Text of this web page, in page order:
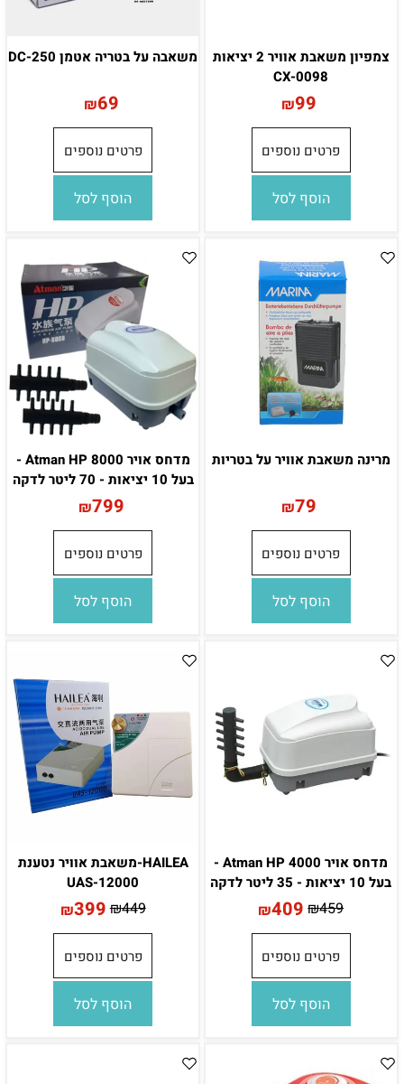
צמפיון משאבת אוויר 2 יציאות
CX-0098
₪99
פרטים נוספים
הוסף לסל
משאבה על בטריה אטמן DC-250
₪69
פרטים נוספים
הוסף לסל
מרינה משאבת אוויר על בטריות
₪79
פרטים נוספים
הוסף לסל
מדחס אויר Atman HP 8000 -
בעל 10 יציאות - 70 ליטר לדקה
₪799
פרטים נוספים
הוסף לסל
מדחס אויר Atman HP 4000 -
בעל 10 יציאות - 35 ליטר לדקה
₪459
₪409
פרטים נוספים
הוסף לסל
HAILEA-משאבת אוויר נטענת
UAS-12000
₪449
₪399
פרטים נוספים
הוסף לסל